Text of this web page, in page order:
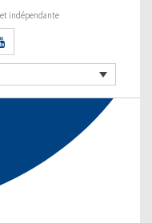
indépendante